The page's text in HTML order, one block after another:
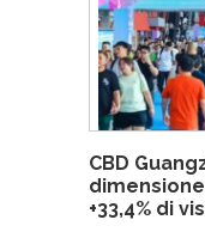
CBD
+33,4% di